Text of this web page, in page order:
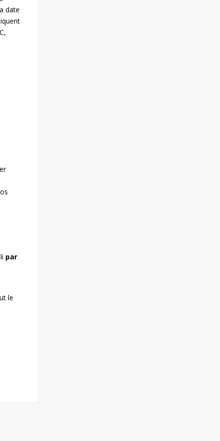
date
par
le